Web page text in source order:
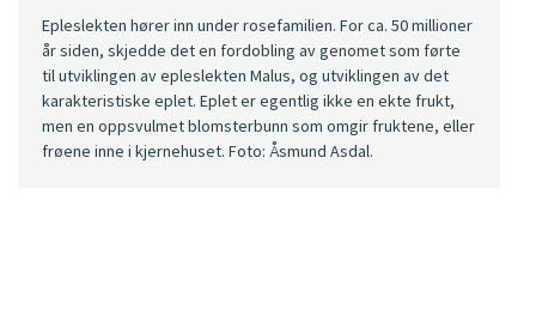
Epleslekten hører inn under rosefamilien. For ca. 50 millioner
år siden, skjedde det en fordobling av genomet som førte
til utviklingen av epleslekten Malus, og utviklingen av det
karakteristiske eplet. Eplet er egentlig ikke en ekte frukt,
men en oppsvulmet blomsterbunn som omgir fruktene, eller
frøene inne i kjernehuset. Foto: Åsmund Asdal.